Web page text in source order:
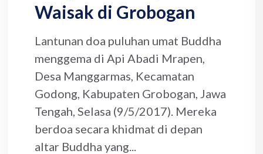
Waisak di Grobogan
Lantunan doa puluhan umat Buddha
menggema di Api Abadi Mrapen,
Desa Manggarmas, Kecamatan
Godong, Kabupaten Grobogan, Jawa
Tengah, Selasa (9/5/2017). Mereka
berdoa secara khidmat di depan
altar Buddha yang...